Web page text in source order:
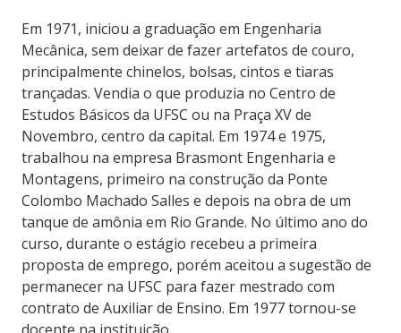
Em 1971, iniciou a graduação em Engenharia
Mecânica, sem deixar de fazer artefatos de couro,
principalmente chinelos, bolsas, cintos e tiaras
trançadas. Vendia o que produzia no Centro de
Estudos Básicos da UFSC ou na Praça XV de
Novembro, centro da capital. Em 1974 e 1975,
trabalhou na empresa Brasmont Engenharia e
Montagens, primeiro na construção da Ponte
Colombo Machado Salles e depois na obra de um
tanque de amônia em Rio Grande. No último ano do
curso, durante o estágio recebeu a primeira
proposta de emprego, porém aceitou a sugestão de
permanecer na UFSC para fazer mestrado com
contrato de Auxiliar de Ensino. Em 1977 tornou-se